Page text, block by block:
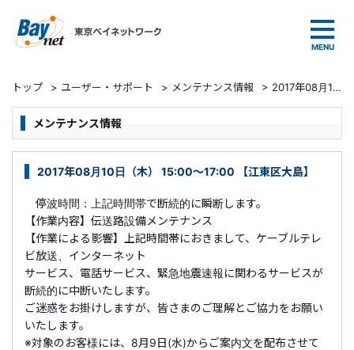
トップ > ユーザー・サポート > メンテナンス情報 > 2017年08月10日（木） 15:00～17:00 【江東区大島】
メンテナンス情報
2017年08月10日（木） 15:00～17:00 【江東区大島】
停波時間：上記時間帯で断続的に瞬断します。
【作業内容】伝送路設備メンテナンス
【作業による影響】上記時間帯におきまして、ケーブルテレ
ビ放送、インターネット
サービス、電話サービス、緊急地震速報に関わるサービスが
断続的に中断いたします。
ご迷惑をお掛けしますが、皆さまのご理解とご協力をお願い
いたします。
※対象のお客様には、8月9日(水)からご案内文を配布させて